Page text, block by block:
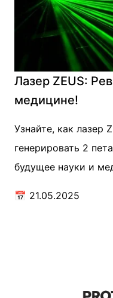
Лазер ZEUS:
медицине!
Узнайте, как лазер
генерировать 2
будущее науки и
📅 21.05.2025